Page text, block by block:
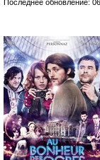
Последнее обновление: